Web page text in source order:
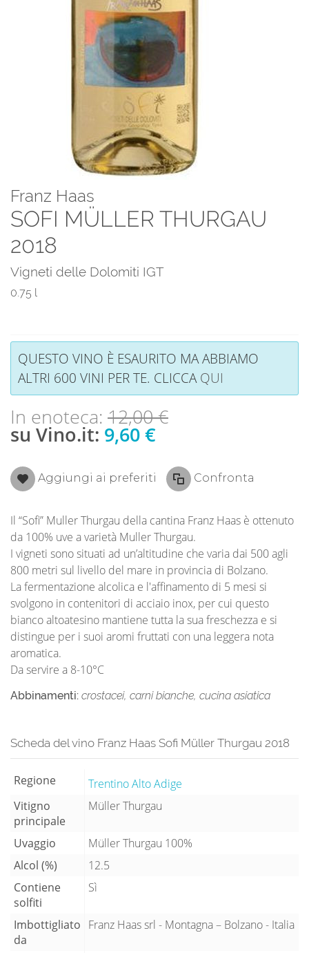
Franz Haas
SOFI MÜLLER THURGAU
2018
Vigneti delle Dolomiti IGT
0.75 l
QUESTO VINO È ESAURITO MA ABBIAMO
ALTRI 600 VINI PER TE. CLICCAQUI
In enoteca: 12,00 €
su Vino.it: 9,60 €
Aggiungi ai preferiti Confronta
Il “Sofi” Muller Thurgau della cantina Franz Haas è ottenuto
da 100% uve a varietà Muller Thurgau.
I vigneti sono situati ad un’altitudine che varia dai 500 agli
800 metri sul livello del mare in provincia di Bolzano.
La fermentazione alcolica e l'affinamento di 5 mesi si
svolgono in contenitori di acciaio inox, per cui questo
bianco altoatesino mantiene tutta la sua freschezza e si
distingue per i suoi aromi fruttati con una leggera nota
aromatica.
Da servire a 8-10°C
Abbinamenti: crostacei, carni bianche, cucina asiatica
Scheda del vino Franz Haas Sofi Müller Thurgau 2018
Regione
Trentino Alto Adige
Vitigno
principale
Müller Thurgau
Uvaggio
Müller Thurgau 100%
Alcol (%)
12.5
Contiene
solfiti
Sì
Imbottigliato
da
Franz Haas srl - Montagna – Bolzano - Italia